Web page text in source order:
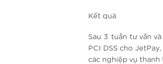
Kết quả
Sau 3 tuần tư vấn
PCI DSS cho
các nghiệp vụ thanh